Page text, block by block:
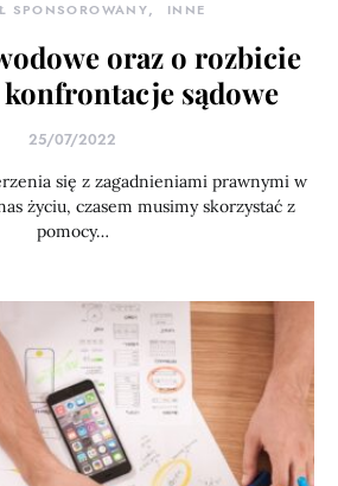
SPONSOROWANY INNE
oraz o rozbicie
sądowe
25/07/2022
się z zagadnieniami prawnymi w
życiu, czasem musimy skorzystać z
pomocy…